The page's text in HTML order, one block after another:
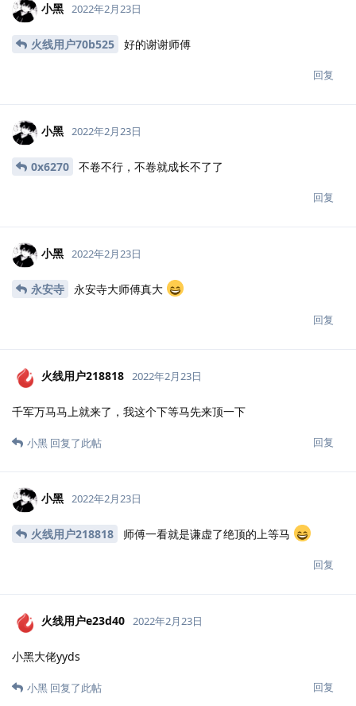
小黑 2022年2月23日
火线用户70b525 好的谢谢师傅
回复
小黑 2022年2月23日
0x6270 不卷不行，不卷就成长不了了
回复
小黑 2022年2月23日
永安寺 永安寺大师傅真大
回复
火线用户218818 2022年2月23日
千军万马马上就来了，我这个下等马先来顶一下
回复
小黑 回复了此帖
小黑 2022年2月23日
火线用户218818 师傅一看就是谦虚了绝顶的上等马
回复
火线用户e23d40 2022年2月23日
小黑大佬yyds
回复
小黑 回复了此帖